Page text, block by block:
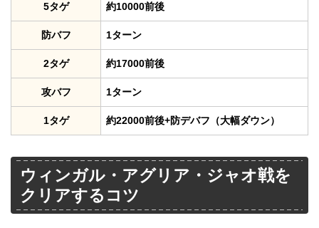
5タゲ 約10000前後
防バフ 1ターン
2タゲ 約17000前後
攻バフ 1ターン
1タゲ 約22000前後+防デバフ（大幅ダウン）
ウィンガル・アグリア・ジャオ戦を
クリアするコツ